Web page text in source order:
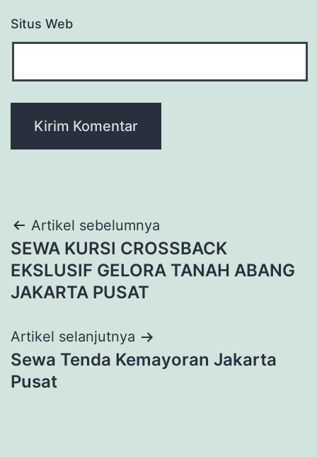
Situs Web
Navigasi
pos
Artikel sebelumnya
SEWA KURSI CROSSBACK
EKSLUSIF GELORA TANAH ABANG
JAKARTA PUSAT
Artikel selanjutnya
Sewa Tenda Kemayoran Jakarta
Pusat